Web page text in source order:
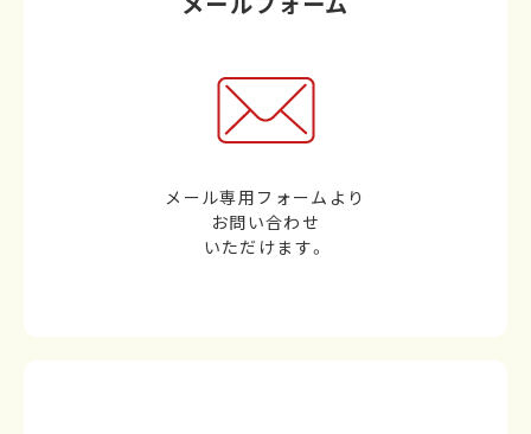
メール専用フォームより
お問い合わせ
いただけます。